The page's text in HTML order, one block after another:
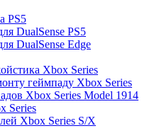
PS5
DualSense PS5
DualSense Edge
Xbox Series
геймпаду Xbox Series
Xbox Series Model 1914
Series
Xbox Series S/X